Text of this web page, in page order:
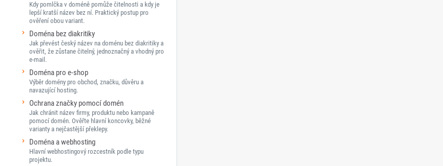
Kdy pomlčka v doméně pomůže čitelnosti a kdy je
lepší kratší název bez ní. Praktický postup pro
ověření obou variant.
Doména bez diakritiky
Jak převést český název na doménu bez diakritiky a
ověřit, že zůstane čitelný, jednoznačný a vhodný pro
e-mail.
Doména pro e-shop
Výběr domény pro obchod, značku, důvěru a
navazující hosting.
Ochrana značky pomocí domén
Jak chránit název firmy, produktu nebo kampaně
pomocí domén. Ověřte hlavní koncovky, běžné
varianty a nejčastější překlepy.
Doména a webhosting
Hlavní webhostingový rozcestník podle typu
projektu.